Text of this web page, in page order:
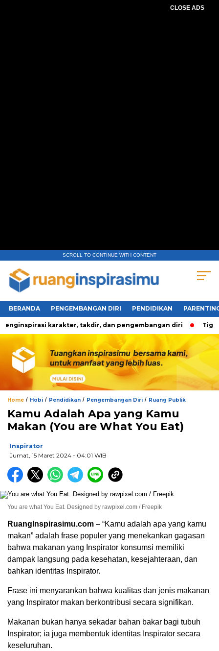
CLOSE ADS
SCROLL TO CONTINUE WITH CONTENT
BERANDA PENGEMBANGAN DIRI PENDIDIKAN
karakter, takdir, dan pengembangan diri Tiga
Home / Hobi / Pendidikan / Pengembangan Diri / Ruang Publik
Kamu Adalah Apa yang Kamu
Makan (You are What You Eat)
Inspirator
Jumat, 15 Maret 2024 - 04:01 WIB
You are what You Eat. Designed by rawpixel.com / Freepik
RuangInspirasimu.com – “Kamu adalah apa yang kamu
makan” adalah frase populer yang menekankan gagasan
bahwa makanan yang Inspirator konsumsi memiliki
dampak langsung pada kesehatan, kesejahteraan, dan
bahkan identitas Inspirator.
Frase ini menyarankan bahwa kualitas dan jenis makanan
yang Inspirator makan berkontribusi secara signifikan.
Makanan bukan hanya sekadar bahan bakar bagi tubuh
Inspirator; ia juga membentuk identitas Inspirator secara
keseluruhan.